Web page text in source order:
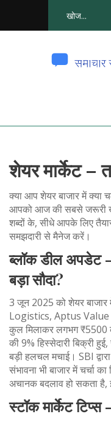
शेयर मार्केट –
क्या आप शेयर बाजार में क्या
आपको आज की सबसे जरूरी
शब्दों के, सीधे आपके लिए
समझदारी से मैनेज करें।
ब्लॉक डील अपडेट
बड़ा सौदा?
3 जून 2025 को शेयर
Logistics, Aptus
कुल मिलाकर लगभग
की 9% हिस्सेदारी बिक्री
बड़ी हलचल मचाई। SBI
संभावना भी बाजार में चर्चा
अचानक बदलाव हो सकता है,
स्टॉक मार्केट